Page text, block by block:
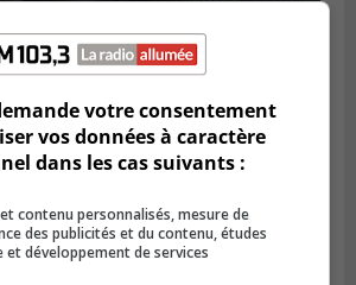
à 11h58
la Montérégie pour
roue
votre consentement
vos données à caractère
dans les cas suivants :
contenu personnalisés, mesure de
des publicités et du contenu, études
et développement de services